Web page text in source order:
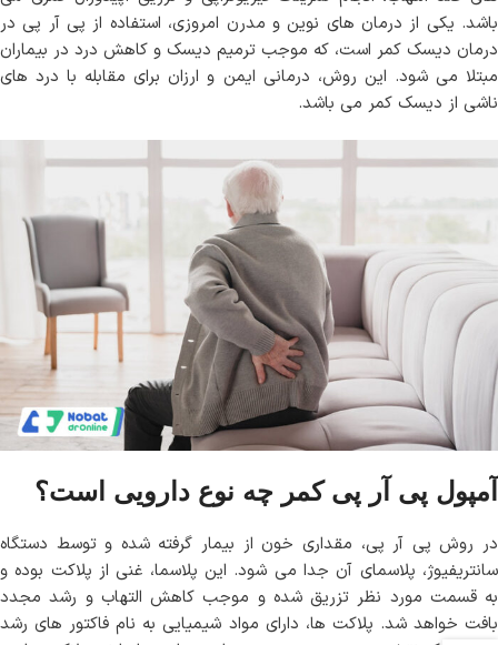
باشد. یکی از درمان های نوین و مدرن امروزی، استفاده از پی آر پی در
درمان دیسک کمر است، که موجب ترمیم دیسک و کاهش درد در بیماران
مبتلا می شود. این روش، درمانی ایمن و ارزان برای مقابله با درد های
ناشی از دیسک کمر می باشد.
آمپول پی آر پی کمر چه نوع دارویی است؟
در روش پی آر پی، مقداری خون از بیمار گرفته شده و توسط دستگاه
سانتریفیوژ، پلاسمای آن جدا می شود. این پلاسما، غنی از پلاکت بوده و
به قسمت مورد نظر تزریق شده و موجب کاهش التهاب و رشد مجدد
بافت خواهد شد. پلاکت ها، دارای مواد شیمیایی به نام فاکتور های رشد